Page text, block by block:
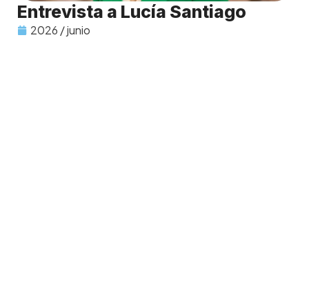
Entrevista a Lucía Santiago
2026 / junio